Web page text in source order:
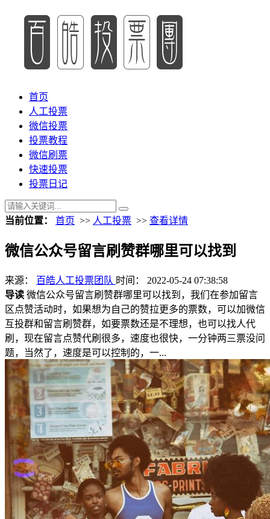
首页
人工投票
微信投票
投票教程
微信刷票
快速投票
投票日记
当前位置： 首页 >> 人工投票 >> 查看详情
微信公众号留言刷赞群哪里可以找到
来源： 百皓人工投票团队 时间： 2022-05-24 07:38:58
导读 微信公众号留言刷赞群哪里可以找到，我们在参加留言
区点赞活动时，如果想为自己的赞拉更多的票数，可以加微信
互投群和留言刷赞群，如要票数还是不理想，也可以找人代
刷，现在留言点赞代刷很多，速度也很快，一分钟两三票没问
题，当然了，速度是可以控制的，一...